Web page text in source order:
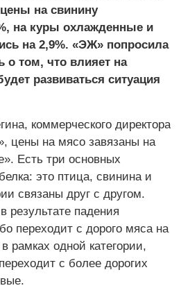
на свинину
на куры охлажденные и
на 2,9%. «ЭЖ» попросила
о том, что влияет на
развиваться ситуация
коммерческого директора
цены на мясо завязаны на
Есть три основных
это птица, свинина и
связаны друг с другом.
результате падения
переходит с дорого мяса на
рамках одной категории,
с более дорогих